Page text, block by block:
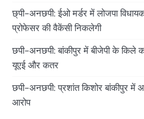
छ्पी-अनछपी: ईओ मर्डर में लोजपा
प्रोफेसर की वैकेंसी निकलेगी
छपी-अनछपी: बांकीपुर में बीजेपी के किले
यूएई और कतर
छपी-अनछपी: प्रशांत किशोर बांकीपुर में
आरोप